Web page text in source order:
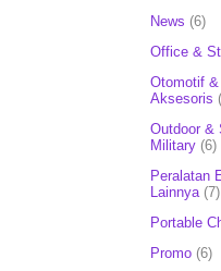
News (6)
Office &
Otomotif
Aksesoris
Outdoor &
Military (6)
Peralatan
Lainnya (7)
Portable
Promo (6)